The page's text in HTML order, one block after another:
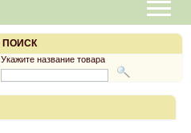
ПОИСК
Укажите название товара